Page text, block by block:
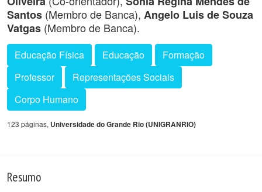
Santos (Membro de Banca), Angelo Luis de Souza
Vatgas (Membro de Banca).
Educação Física Educação
Formação
Professor
Representações Sociais
Corpo Humano
123 páginas, Universidade do Grande Rio (UNIGRANRIO)
Resumo